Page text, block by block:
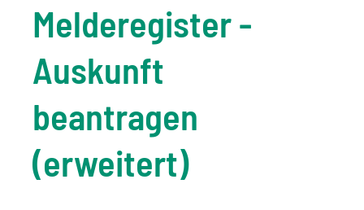
Melderegister -
Auskunft
beantragen
(erweitert)